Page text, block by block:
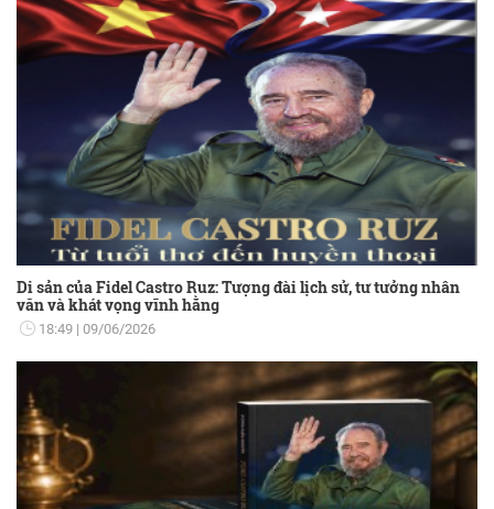
Di sản của Fidel Castro Ruz: Tượng đài lịch sử, tư tưởng nhân
văn và khát vọng vĩnh hằng
18:49 09/06/2026